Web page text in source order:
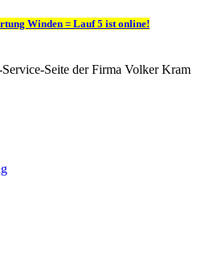
Winden = Lauf 5 ist online!
Seite der Firma Volker Kram